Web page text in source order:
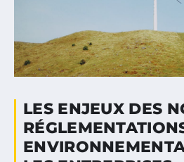
LES ENJEUX DES